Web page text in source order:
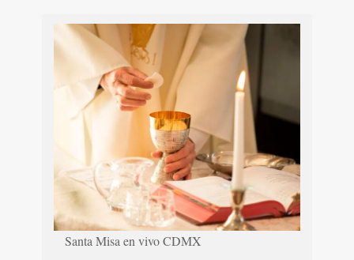
Santa Misa en vivo CDMX